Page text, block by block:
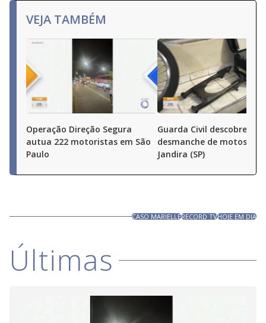
VEJA TAMBÉM
Operação Direção Segura
autua 222 motoristas em São
Paulo
Guarda Civil descobre
desmanche de motos em
Jandira (SP)
CASO MARIELLERECORD TVHOJE EM DIA
Últimas